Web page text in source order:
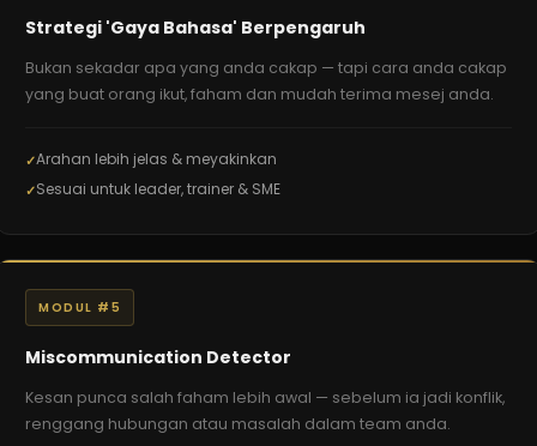
Strategi 'Gaya Bahasa' Berpengaruh
Bukan sekadar apa yang anda cakap — tapi cara anda cakap
yang buat orang ikut, faham dan mudah terima mesej anda.
Arahan lebih jelas & meyakinkan
Sesuai untuk leader, trainer & SME
MODUL #5
Miscommunication Detector
Kesan punca salah faham lebih awal — sebelum ia jadi konflik,
renggang hubungan atau masalah dalam team anda.